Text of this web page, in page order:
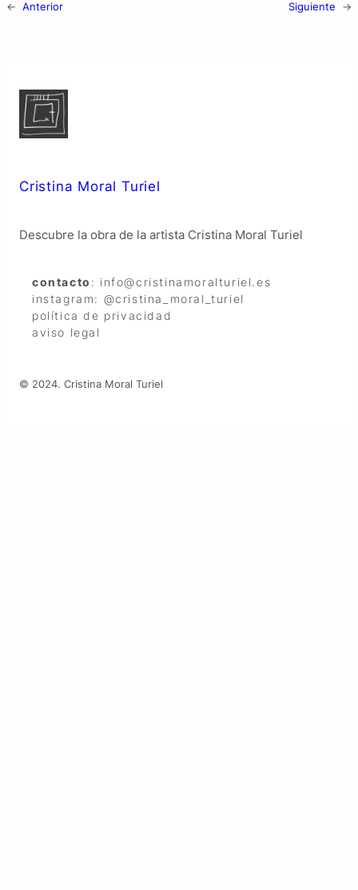
← Anterior Siguiente →
Cristina Moral Turiel
Descubre la obra de la artista Cristina Moral Turiel
contacto : info@cristinamoralturiel.es
instagram: @cristina_moral_turiel
política de privacidad
aviso legal
© 2024. Cristina Moral Turiel